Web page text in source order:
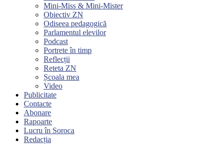
Mini-Miss & Mini-Mister
Obiectiv ZN
Odiseea pedagogică
Parlamentul elevilor
Podcast
Portrete în timp
Reflecții
Reteta ZN
Școala mea
Video
Publicitate
Contacte
Abonare
Rapoarte
Lucru în Soroca
Redacția